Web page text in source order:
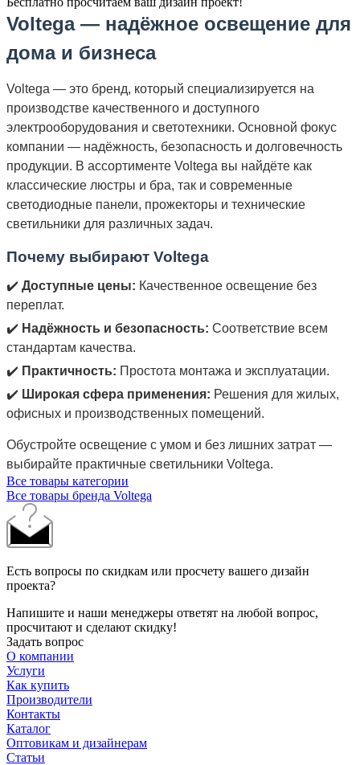
Voltega — надёжное освещение для
дома и бизнеса
Voltega — это бренд, который специализируется на
производстве качественного и доступного
электрооборудования и светотехники. Основной фокус
компании — надёжность, безопасность и долговечность
продукции. В ассортименте Voltega вы найдёте как
классические люстры и бра, так и современные
светодиодные панели, прожекторы и технические
светильники для различных задач.
Почему выбирают Voltega
✔️ Доступные цены: Качественное освещение без
переплат.
✔️ Надёжность и безопасность: Соответствие всем
стандартам качества.
✔️ Практичность: Простота монтажа и эксплуатации.
✔️ Широкая сфера применения: Решения для жилых,
офисных и производственных помещений.
Обустройте освещение с умом и без лишних затрат —
выбирайте практичные светильники Voltega.
Все товары категории
Все товары бренда Voltega
Есть вопросы по скидкам или просчету вашего дизайн
проекта?
Напишите и наши менеджеры ответят на любой вопрос,
просчитают и сделают скидку!
Задать вопрос
О компании
Услуги
Как купить
Производители
Контакты
Каталог
Оптовикам и дизайнерам
Статьи